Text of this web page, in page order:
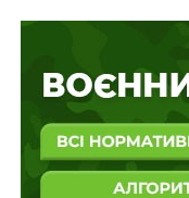
Поняття й
Протягом
пов’язані з
феномена,
«кібертероризм»,